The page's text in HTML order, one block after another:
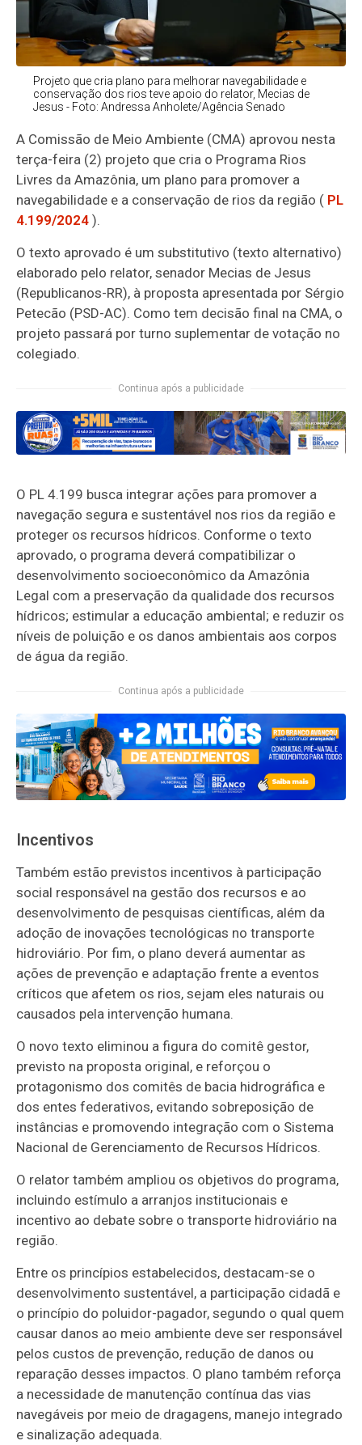
Projeto que cria plano para melhorar navegabilidade e
conservação dos rios teve apoio do relator, Mecias de
Jesus - Foto: Andressa Anholete/Agência Senado
A Comissão de Meio Ambiente (CMA) aprovou nesta
terça-feira (2) projeto que cria o Programa Rios
Livres da Amazônia, um plano para promover a
navegabilidade e a conservação de rios da região ( PL
4.199/2024 ).
O texto aprovado é um substitutivo (texto alternativo)
elaborado pelo relator, senador Mecias de Jesus
(Republicanos-RR), à proposta apresentada por Sérgio
Petecão (PSD-AC). Como tem decisão final na CMA, o
projeto passará por turno suplementar de votação no
colegiado.
Continua após a publicidade
O PL 4.199 busca integrar ações para promover a
navegação segura e sustentável nos rios da região e
proteger os recursos hídricos. Conforme o texto
aprovado, o programa deverá compatibilizar o
desenvolvimento socioeconômico da Amazônia
Legal com a preservação da qualidade dos recursos
hídricos; estimular a educação ambiental; e reduzir os
níveis de poluição e os danos ambientais aos corpos
de água da região.
Continua após a publicidade
Incentivos
Também estão previstos incentivos à participação
social responsável na gestão dos recursos e ao
desenvolvimento de pesquisas científicas, além da
adoção de inovações tecnológicas no transporte
hidroviário. Por fim, o plano deverá aumentar as
ações de prevenção e adaptação frente a eventos
críticos que afetem os rios, sejam eles naturais ou
causados pela intervenção humana.
O novo texto eliminou a figura do comitê gestor,
previsto na proposta original, e reforçou o
protagonismo dos comitês de bacia hidrográfica e
dos entes federativos, evitando sobreposição de
instâncias e promovendo integração com o Sistema
Nacional de Gerenciamento de Recursos Hídricos.
O relator também ampliou os objetivos do programa,
incluindo estímulo a arranjos institucionais e
incentivo ao debate sobre o transporte hidroviário na
região.
Entre os princípios estabelecidos, destacam-se o
desenvolvimento sustentável, a participação cidadã e
o princípio do poluidor-pagador, segundo o qual quem
causar danos ao meio ambiente deve ser responsável
pelos custos de prevenção, redução de danos ou
reparação desses impactos. O plano também reforça
a necessidade de manutenção contínua das vias
navegáveis por meio de dragagens, manejo integrado
e sinalização adequada.